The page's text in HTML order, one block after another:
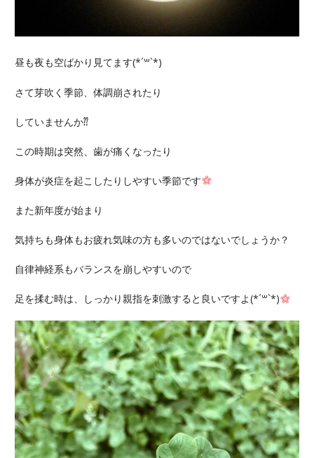
昼も夜も空ばかり見てます(*´꒳`*)
さて芽吹く季節、体調崩されたり
していませんか⁇
この時期は突然、歯が痛くなったり
身体が炎症を起こしたりしやすい季節です
また新年度が始まり
気持ちも身体もお疲れ気味の方も多いのではないでしょうか？
自律神経系もバランスを崩しやすいので
足を揉む時は、しっかり親指を刺激すると良いですよ(*´꒳`*)